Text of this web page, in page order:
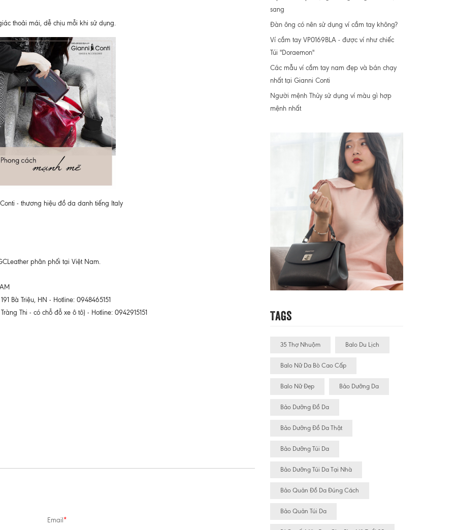
thoải mái, dễ chịu mỗi khi sử dụng.
- thương hiệu đồ da danh tiếng Italy
phân phối tại Việt Nam.
Bà Triệu, HN - Hotline: 0948465151
Thi - có chỗ đỗ xe ô tô) - Hotline: 0942915151
Email *
sang
Đàn ông có nên sử dụng ví cầm tay không?
Ví cầm tay VP0169BLA - được ví như chiếc
Túi "Doraemon"
Các mẫu ví cầm tay nam đẹp và bán chạy
nhất tại Gianni Conti
Người mệnh Thủy sử dụng ví màu gì hợp
mệnh nhất
Tags
35 Thợ Nhuộm Balo Du Lịch
Balo Nữ Da Bò Cao Cấp
Balo Nữ Đẹp Bảo Dưỡng Da
Bảo Dưỡng Đồ Da
Bảo Dưỡng Đồ Da Thật
Bảo Dưỡng Túi Da
Bảo Dưỡng Túi Da Tại Nhà
Bảo Quản Đồ Da Đúng Cách
Bảo Quản Túi Da